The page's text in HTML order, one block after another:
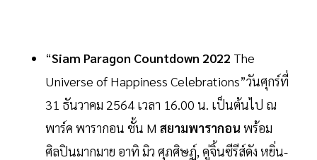
“Siam Paragon Countdown 2022 The
Universe of Happiness Celebrations”วันศุกร์ที่
31 ธันวาคม 2564 เวลา 16.00 น. เป็นต้นไป ณ
พาร์ค พารากอน ชั้น M สยามพารากอน พร้อม
ศิลปินมากมาย อาทิ มิว ศุภศิษฏ์, คู่จิ้นซีรีส์ดัง หยิ่น-